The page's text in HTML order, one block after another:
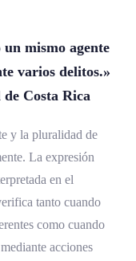
mismo agente
varios delitos.»
Costa Rica
y la pluralidad de
La expresión
en el
tanto cuando
como cuando
acciones